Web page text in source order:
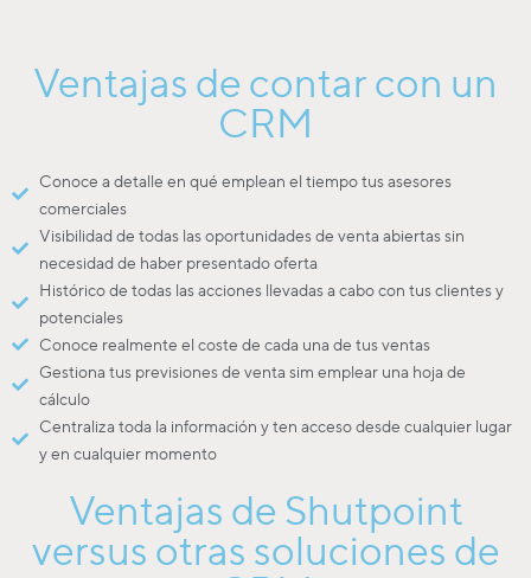
Ventajas de contar con un
CRM
Conoce a detalle en qué emplean el tiempo tus asesores
comerciales
Visibilidad de todas las oportunidades de venta abiertas sin
necesidad de haber presentado oferta
Histórico de todas las acciones llevadas a cabo con tus clientes y
potenciales
Conoce realmente el coste de cada una de tus ventas
Gestiona tus previsiones de venta sim emplear una hoja de
cálculo
Centraliza toda la información y ten acceso desde cualquier lugar
y en cualquier momento
Ventajas de Shutpoint
versus otras soluciones de